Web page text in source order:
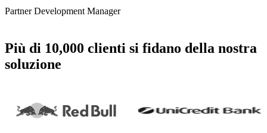
Partner Development Manager
Più di 10,000 clienti si fidano della nostra
soluzione